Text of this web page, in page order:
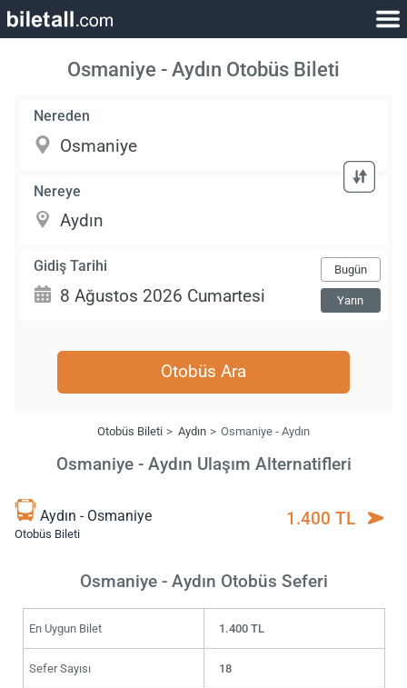
Osmaniye - Aydın Otobüs Bileti
Nereden
Nereye
Gidiş Tarihi Bugün
Yarın
Otobüs Ara
Otobüs Bileti Aydın Osmaniye - Aydın
Osmaniye - Aydın Ulaşım Alternatifleri
Aydın - Osmaniye
Otobüs Bileti
1.400 TL
Osmaniye - Aydın Otobüs Seferi
En Uygun Bilet 1.400 TL
Sefer Sayısı 18